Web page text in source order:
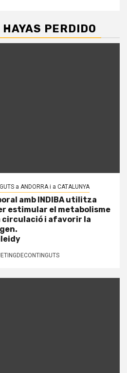
PERDIDO
a ANDORRA i a CATALUNYA
amb INDIBA utilitza
estimular el metabolisme
circulació i afavorir la